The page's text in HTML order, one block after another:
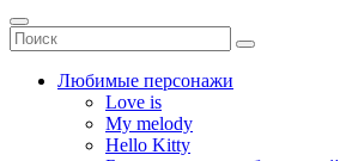
Любимые персонажи
Love is
My melody
Hello Kitty